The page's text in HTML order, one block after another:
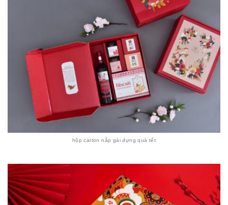
hộp carton nắp gài đựng quà tết